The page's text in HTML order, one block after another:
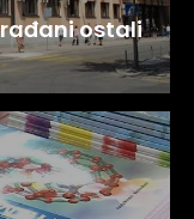
ostali